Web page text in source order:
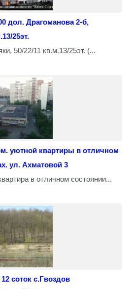
дол. Драгоманова 2-б,
25эт.
50/22/11 кв.м.13/25эт. (...
уютной квартиры в отличном
ул. Ахматовой 3
в отличном состоянии...
соток с.Гвоздов